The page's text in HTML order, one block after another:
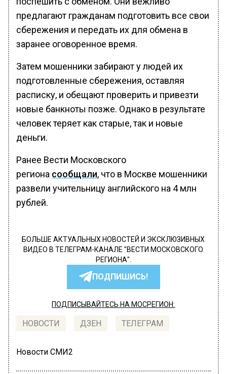
предлагают гражданам подготовить все свои
сбережения и передать их для обмена в
заранее оговоренное время.
Затем мошенники забирают у людей их
подготовленные сбережения, оставляя
расписку, и обещают проверить и привезти
новые банкноты позже. Однако в результате
человек теряет как старые, так и новые
деньги.
Ранее Вести Московского
региона сообщали, что в Москве мошенники
развели учительницу английского на 4 млн
рублей.
БОЛЬШЕ АКТУАЛЬНЫХ НОВОСТЕЙ И ЭКСКЛЮЗИВНЫХ
ВИДЕО В ТЕЛЕГРАМ-КАНАЛЕ "ВЕСТИ МОСКОВСКОГО
РЕГИОНА".
ПОДПИШИСЬ!
ПОДПИСЫВАЙТЕСЬ НА МОСРЕГИОН:
НОВОСТИ ДЗЕН ТЕЛЕГРАМ
Новости СМИ2